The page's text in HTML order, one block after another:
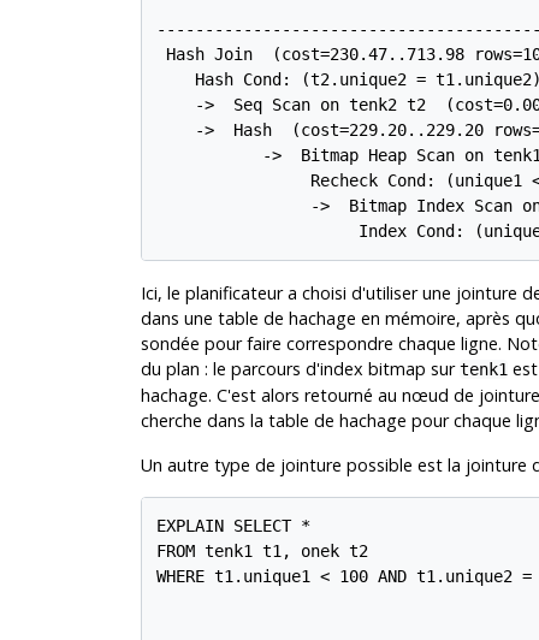
Hash Join  (cost=230.47..713.98
Hash Cond: (t2.unique2 =
->  Seq Scan on tenk2 t2
->  Hash  (cost=229.20..229.20
->  Bitmap Heap Scan on
Recheck Cond: (unique1
->  Bitmap Index Scan
Index Cond:
Ici, le planificateur a choisi d'utiliser une jointure
dans une table de hachage en mémoire, après
sondée pour faire correspondre chaque ligne.
du plan : le parcours d'index bitmap surtenk1est
hachage. C'est alors retourné au nœud de
cherche dans la table de hachage pour chaque
Un autre type de jointure possible est la jointure
EXPLAIN SELECT *
FROM tenk1 t1, onek t2
WHERE t1.unique1 < 100 AND t1.unique2